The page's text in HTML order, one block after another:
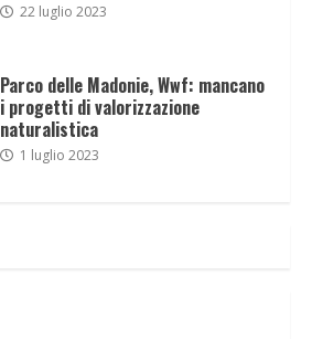
22 luglio 2023
Parco delle Madonie, Wwf: mancano
i progetti di valorizzazione
naturalistica
1 luglio 2023